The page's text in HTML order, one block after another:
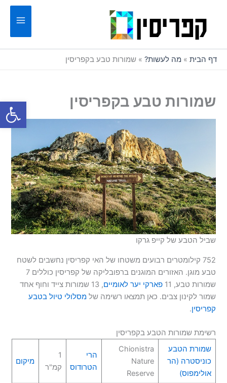
פתח
דף הבית » מה לעשות? » שמורות טבע בקפריסין
שמורות טבע בקפריסין
שביל הטבע של קייפ גרקו
752 קילומטרים רבועים משטחו של האי קפריסין נחשבים לשטח
טבע מוגן. האזורים המוגנים ברפובליקה של קפריסין כוללים 7
שמורות טבע, 11
פארקי יער לאומיים
, 13 שמורות צייד וחוף אחד
שמור לקינון צבים. כאן תמצאו רשימה שלמסלולי טיול בטבע
קפריסין.
רשימת שמורות הטבע בקפריסין
שמורת הטבע
כוניסטרה (הר
אולימפוס)
Chionistra
Nature
Reserve
הרי
הטרודוס
1
קמ"ר
מיקום